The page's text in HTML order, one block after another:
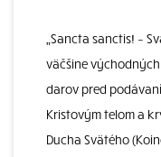
„Sancta sanctis! –
väčšine
darov pred
Kristovým telom a
Ducha Svätého